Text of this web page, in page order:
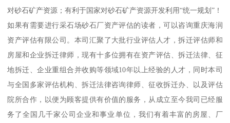
对砂石矿产资源；有利于国家对砂石矿产资源开发利用“统一规划”！
如果有需要进行采石场砂石厂资产评估的读者，可以咨询重庆海润
资产评估有限公司。本司汇聚了大批行业评估人才，拆迁评估师和
房屋和企业拆迁律师，现有十多位拥有在资产评估、拆迁法律、征
地拆迁、企业重组合并收购等领域10年以上经验的人才，同时本司
与全国多家评估机构、拆迁法律咨询律师、征收拆迁办、以及评估
院所合作，以便为顾客提供有价值的服务，从成立至今我司已经服
务了全国几千家公司企业和事业单位，我们有着丰富的房屋、厂